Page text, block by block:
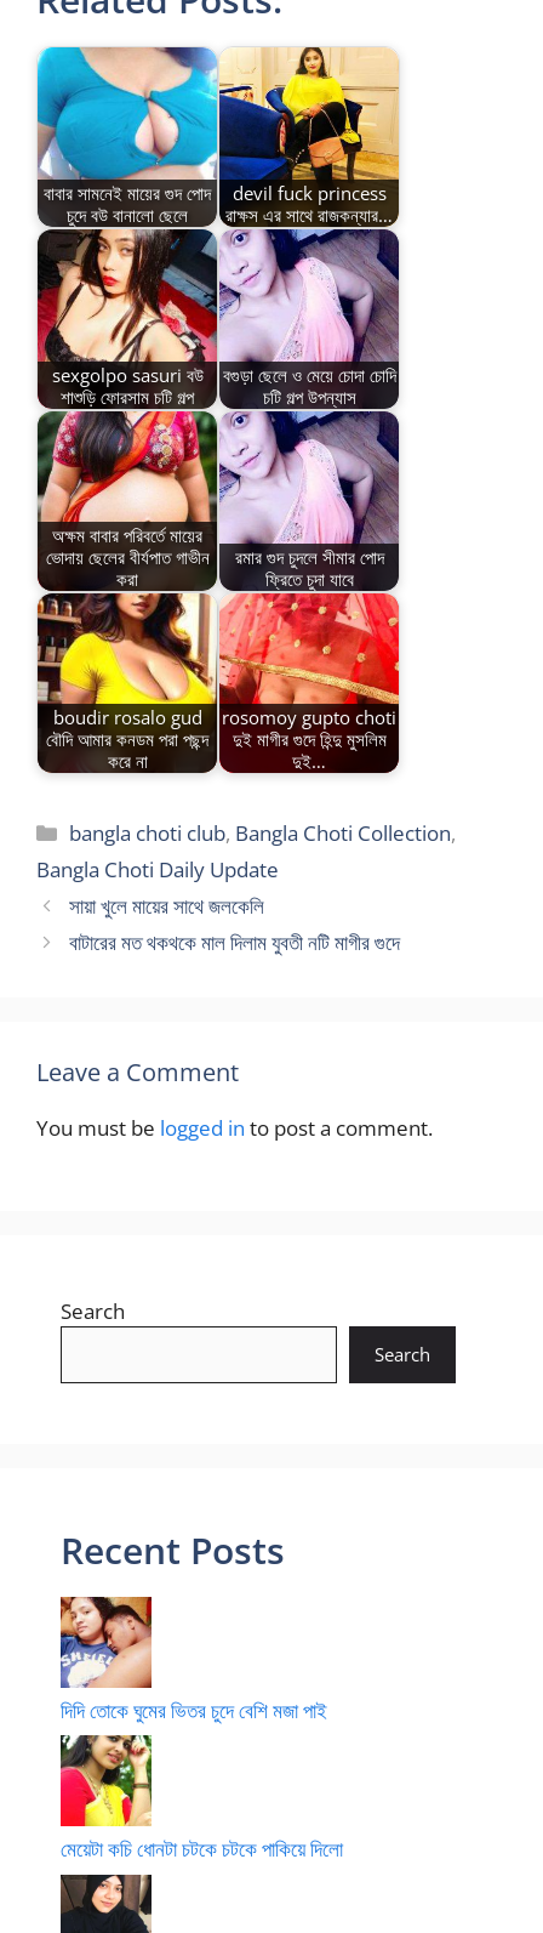
বাবার সামনেই মায়ের গুদ পোদ
চুদে বউ বানালো ছেলে
devil fuck princess
রাক্ষস এর সাথে রাজকন্যার…
sexgolpo sasuri বউ
শাশুড়ি ফোরসাম চটি গল্প
বগুড়া ছেলে ও মেয়ে চোদা চোদি
চটি গল্প উপন্যাস
অক্ষম বাবার পরিবর্তে মায়ের
ভোদায় ছেলের বীর্যপাত গাভীন
করা
রমার গুদ চুদলে সীমার পোদ
ফ্রিতে চুদা যাবে
boudir rosalo gud
বৌদি আমার কনডম পরা পছন্দ
করে না
rosomoy gupto choti
দুই মাগীর গুদে হিন্দু মুসলিম
দুই…
Categories
bangla choti club, Bangla Choti Collection,
Bangla Choti Daily Update
সায়া খুলে মায়ের সাথে জলকেলি
বাটারের মত থকথকে মাল দিলাম যুবতী নটি মাগীর গুদে
Leave a Comment
You must be logged in to post a comment.
Search
Search
Recent Posts
দিদি তোকে ঘুমের ভিতর চুদে বেশি মজা পাই
মেয়েটা কচি ধোনটা চটকে চটকে পাকিয়ে দিলো